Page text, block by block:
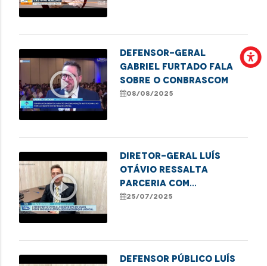
play_circle_outline
Defensor-Geral
Gabriel Furtado fala
sobre o Conbrascom
08/08/2025
play_circle_outline
Diretor-Geral Luís
Otávio ressalta
parceria com
Equatorial para
25/07/2025
Defensor público Luís